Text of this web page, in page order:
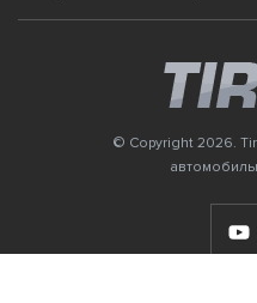
© Copyright 2026.